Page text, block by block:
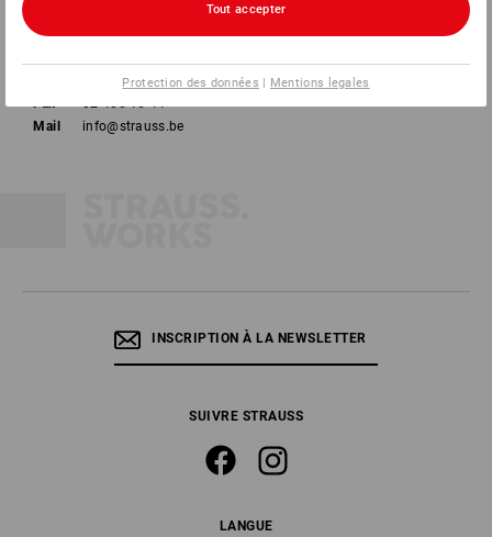
1931 Zaventem - Brucargo
02 400 16 43
Fax
02 400 16 44
Mail
info@strauss.be
INSCRIPTION À LA NEWSLETTER
SUIVRE STRAUSS
LANGUE
Tout accepter
Protection des données | Mentions legales